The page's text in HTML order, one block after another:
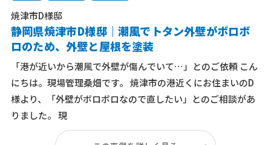
焼津市D様邸
静岡県焼津市D様邸｜潮風でトタン外壁がボロボ
ロのため、外壁と屋根を塗装
「港が近いから潮風で外壁が傷んでいて…」とのご依頼 こん
にちは。現場管理桑畑です。 焼津市の港近くにお住まいのD
様より、「外壁がボロボロなので直したい」とのご相談があ
りました。 現